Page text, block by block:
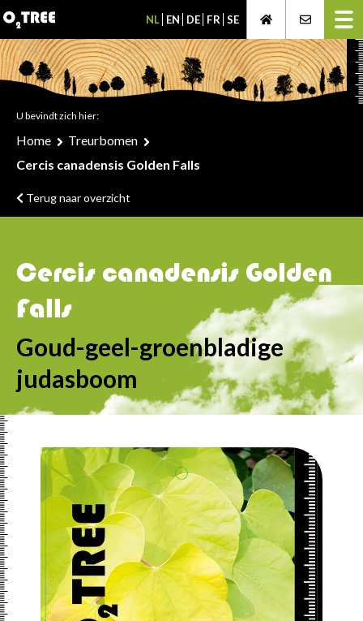
NL EN DE FR SE
U bevindt zich hier:
Home
Treurbomen
Cercis canadensis Golden Falls
Terug naar overzicht
Cercis canadensis Golden
Falls
Goud-geel-groenbladige
judasboom